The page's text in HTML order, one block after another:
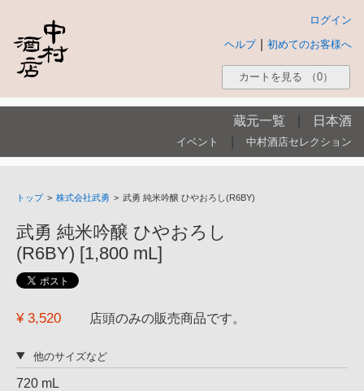
ログイン
初めてのお客様へ
ヘルプ
カートを見る （0）
蔵元一覧 日本酒
イベント 中村酒店セレクション
トップ > 株式会社武勇 > 武勇 純米吟醸 ひやおろし(R6BY)
武勇 純米吟醸 ひやおろし
(R6BY) [1,800 mL]
¥ 3,520 店頭のみの販売商品です。
他のサイズなど
720 mL